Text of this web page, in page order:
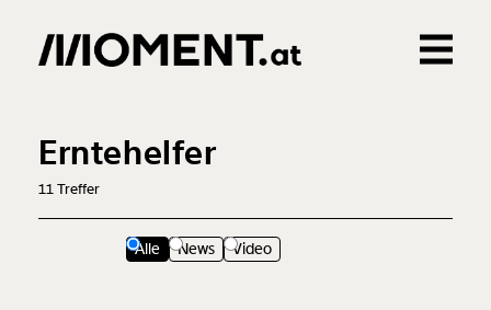
0Treffer
Erntehelfer
11Treffer
Alle News Video